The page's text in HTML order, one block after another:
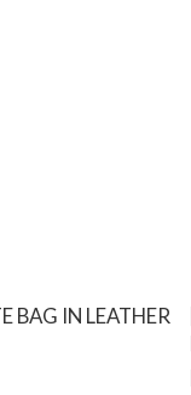
BAG IN LEATHER